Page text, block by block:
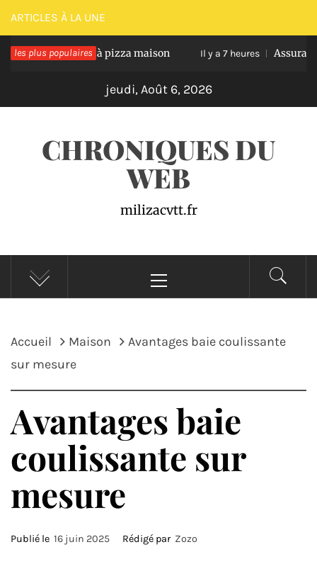
Passer
au
contenu
ARTICLES À LA UNE
les plus populaires
une pâte à pizza maison Il y a 7 heures Assurance auto
jeudi, Août 6, 2026
CHRONIQUES DU
WEB
milizacvtt.fr
principal
Accueil Maison
Avantages baie coulissante
sur mesure
Avantages baie
coulissante sur
mesure
Publié le 16 juin 2025 Rédigé par Zozo